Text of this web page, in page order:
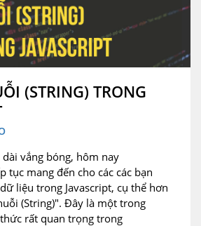
(STRING) TRONG
vắng bóng, hôm nay
tục mang đến cho các các bạn
liệu trong Javascript, cụ thể hơn
(String)". Đây là một trong
rất quan trọng trong